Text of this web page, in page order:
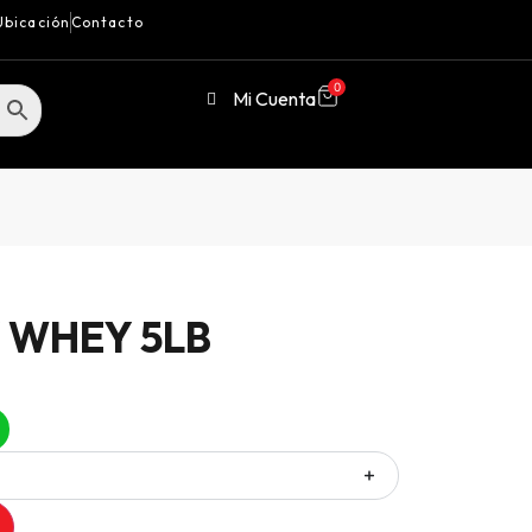
Contacto
Mi Cuenta 0
5LB